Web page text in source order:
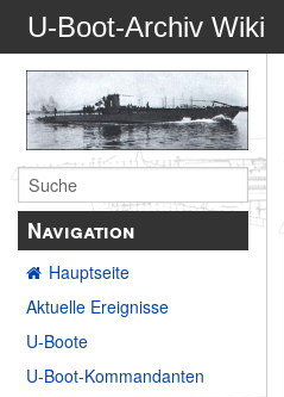
U-Boot-Archiv Wiki
Navigation
Hauptseite
Aktuelle Ereignisse
U-Boote
U-Boot-Kommandanten